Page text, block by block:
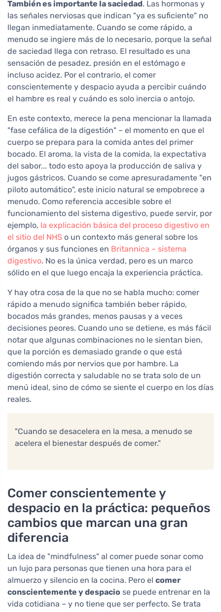
También es importante la saciedad. Las hormonas y
las señales nerviosas que indican "ya es suficiente" no
llegan inmediatamente. Cuando se come rápido, a
menudo se ingiere más de lo necesario, porque la señal
de saciedad llega con retraso. El resultado es una
sensación de pesadez, presión en el estómago e
incluso acidez. Por el contrario, el comer
conscientemente y despacio ayuda a percibir cuándo
el hambre es real y cuándo es solo inercia o antojo.
En este contexto, merece la pena mencionar la llamada
"fase cefálica de la digestión" – el momento en que el
cuerpo se prepara para la comida antes del primer
bocado. El aroma, la vista de la comida, la expectativa
del sabor... todo esto apoya la producción de saliva y
jugos gástricos. Cuando se come apresuradamente "en
piloto automático", este inicio natural se empobrece a
menudo. Como referencia accesible sobre el
funcionamiento del sistema digestivo, puede servir, por
ejemplo, la explicación básica del proceso digestivo en
el sitio del NHS o un contexto más general sobre los
órganos y sus funciones en Britannica – sistema
digestivo. No es la única verdad, pero es un marco
sólido en el que luego encaja la experiencia práctica.
Y hay otra cosa de la que no se habla mucho: comer
rápido a menudo significa también beber rápido,
bocados más grandes, menos pausas y a veces
decisiones peores. Cuando uno se detiene, es más fácil
notar que algunas combinaciones no le sientan bien,
que la porción es demasiado grande o que está
comiendo más por nervios que por hambre. La
digestión correcta y saludable no se trata solo de un
menú ideal, sino de cómo se siente el cuerpo en los días
reales.
"Cuando se desacelera en la mesa, a menudo se
acelera el bienestar después de comer."
Comer conscientemente y
despacio en la práctica: pequeños
cambios que marcan una gran
diferencia
La idea de "mindfulness" al comer puede sonar como
un lujo para personas que tienen una hora para el
almuerzo y silencio en la cocina. Pero el comer
conscientemente y despacio se puede entrenar en la
vida cotidiana – y no tiene que ser perfecto. Se trata